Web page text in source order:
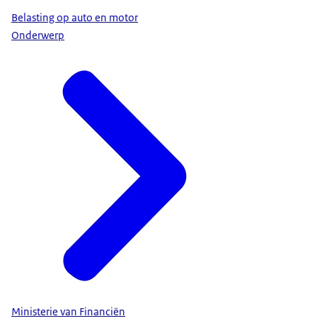
Belasting op auto en motor
Onderwerp
Ministerie van Financiën